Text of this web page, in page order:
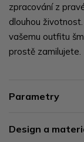
zpracování z
dlouhou
vašemu outfitu
prostě zamilujete.
Parametry
Design a